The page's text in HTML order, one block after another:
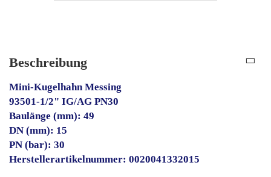
Beschreibung
Mini-Kugelhahn Messing
93501-1/2" IG/AG PN30
Baulänge (mm): 49
DN (mm): 15
PN (bar): 30
Herstellerartikelnummer: 0020041332015